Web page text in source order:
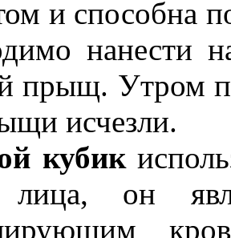
и способна
нанести
прыщ. Утром
исчезли.
кубик
лица, он